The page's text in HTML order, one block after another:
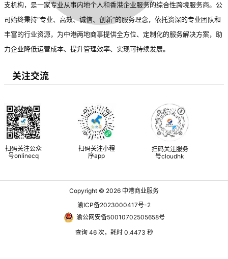
支机构，是一家专业从事内地个人和香港企业服务的综合性跨境服务商。公
司始终秉持“专业、高效、诚信、创新”的服务理念，依托资深的专业团队和
丰富的行业资源，为中港两地商事提供全方位、定制化的服务解决方案，助
力企业降低运营成本、提升管理效率、实现可持续发展。
关注交流
扫码关注公众
号onlinecq
扫码关注小程
序app
扫码关注服务
号cloudhk
Copyright © 2026 中港商业服务
渝ICP备2023000417号-2
渝公网安备50010702505658号
查询 46 次，耗时 0.4473 秒